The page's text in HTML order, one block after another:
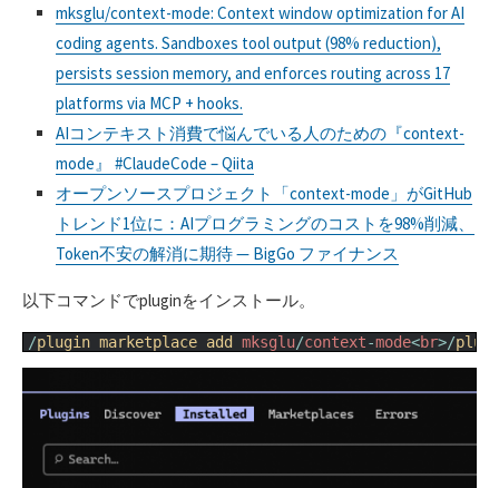
mksglu/context-mode: Context window optimization for AI
coding agents. Sandboxes tool output (98% reduction),
persists session memory, and enforces routing across 17
platforms via MCP + hooks.
AIコンテキスト消費で悩んでいる人のための『context-
mode』 #ClaudeCode – Qiita
オープンソースプロジェクト「context-mode」がGitHub
トレンド1位に：AIプログラミングのコストを98%削減、
Token不安の解消に期待 — BigGo ファイナンス
以下コマンドでpluginをインストール。
/plugin marketplace add mksglu/context-mode<br>/